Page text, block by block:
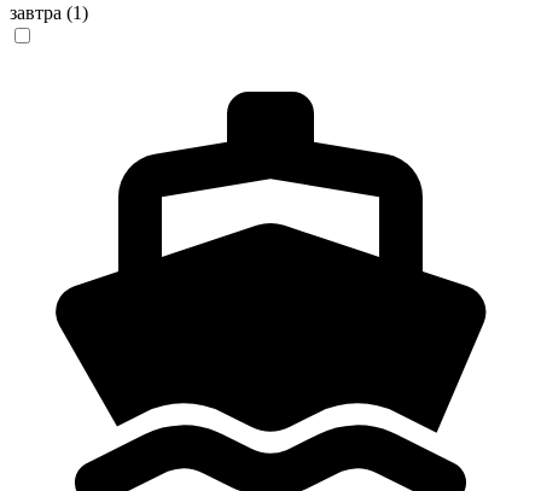
завтра (1)